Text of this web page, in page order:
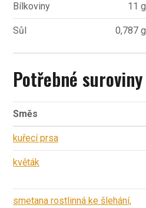
Bílkoviny 11 g
Sůl 0,787 g
Potřebné suroviny
Směs
kuřecí prsa
květák
smetana rostlinná ke šlehání,